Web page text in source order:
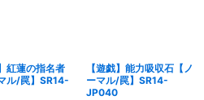
紅蓮の指名者
ル/罠】SR14-
【遊戯】能力吸収石【ノ
ーマル/罠】SR14-
JP040